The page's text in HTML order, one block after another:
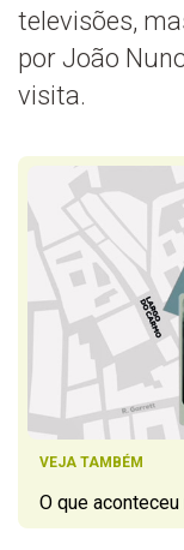
televisões,
por João
visita.
VEJA TAMBÉM
O que